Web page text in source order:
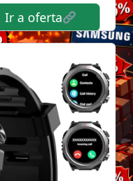
Ir a oferta